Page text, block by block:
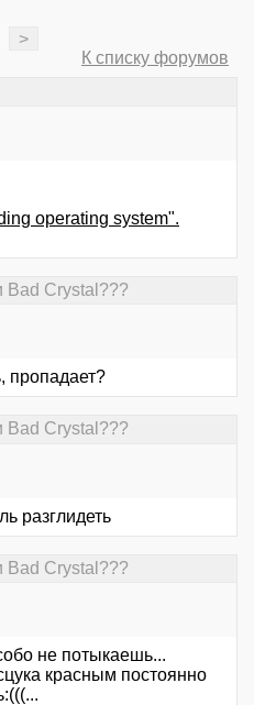
>
К списку форумов
operating system".
Bad Crystal???
пропадает?
Bad Crystal???
разглидеть
Bad Crystal???
не потыкаешь...
красным постоянно